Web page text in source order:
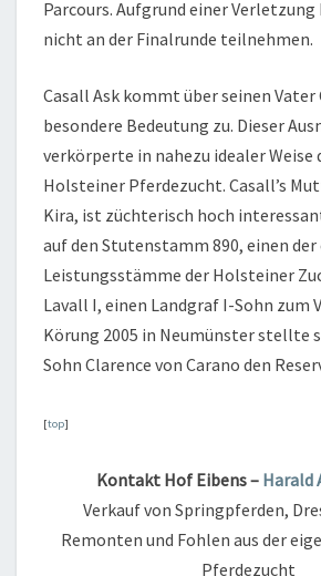
Parcours. Aufgrund einer
nicht an der Finalrunde teilnehmen.
Casall Ask kommt über seinen Vater
besondere Bedeutung zu. Dieser
verkörperte in nahezu idealer Weise
Holsteiner Pferdezucht. Casall’s
Kira, ist züchterisch hoch
auf den Stutenstamm 890, einen
Leistungsstämme der Holsteiner
Lavall I, einen Landgraf I-Sohn zum
Körung 2005 in Neumünster stellte
Sohn Clarence von Carano den
[top]
Kontakt Hof Eibens – Harald
Verkauf von Springpferden,
Remonten und Fohlen aus der
Pferdezucht